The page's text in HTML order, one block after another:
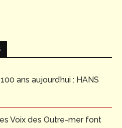
ans aujourd’hui : HANS
Voix des Outre-mer font